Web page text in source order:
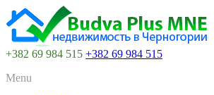
+382 69 984 515 +382 69 984 515
Menu